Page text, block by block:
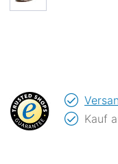
Kauf